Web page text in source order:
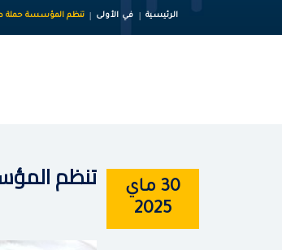
الرئيسية في الأولى تنظم المؤسسة حملة
30 ماي
2025
تنظم